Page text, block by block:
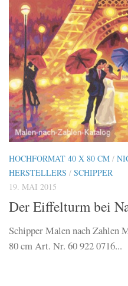
HOCHFORMAT 40 X 80 CM /
HERSTELLERS / SCHIPPER
19. MAI 2015
Der Eiffelturm bei
Schipper Malen nach Zahlen
80 cm Art. Nr. 60 922 0716...